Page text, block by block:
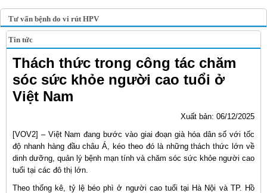
Tư vấn bệnh do vi rút HPV
Tin tức
Thách thức trong công tác chăm
sóc sức khỏe người cao tuổi ở
Việt Nam
Xuất bản: 06/12/2025
[VOV2] – Việt Nam đang bước vào giai đoạn già hóa dân số với tốc
độ nhanh hàng đầu châu Á, kéo theo đó là những thách thức lớn về
dinh dưỡng, quản lý bệnh mạn tính và chăm sóc sức khỏe người cao
tuổi tại các đô thị lớn.
Theo thống kê, tỷ lệ béo phì ở người cao tuổi tại Hà Nội và TP. Hồ